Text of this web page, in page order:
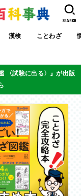
漢検 ことわざ
SEARCH
〈試験に出る〉』が出版